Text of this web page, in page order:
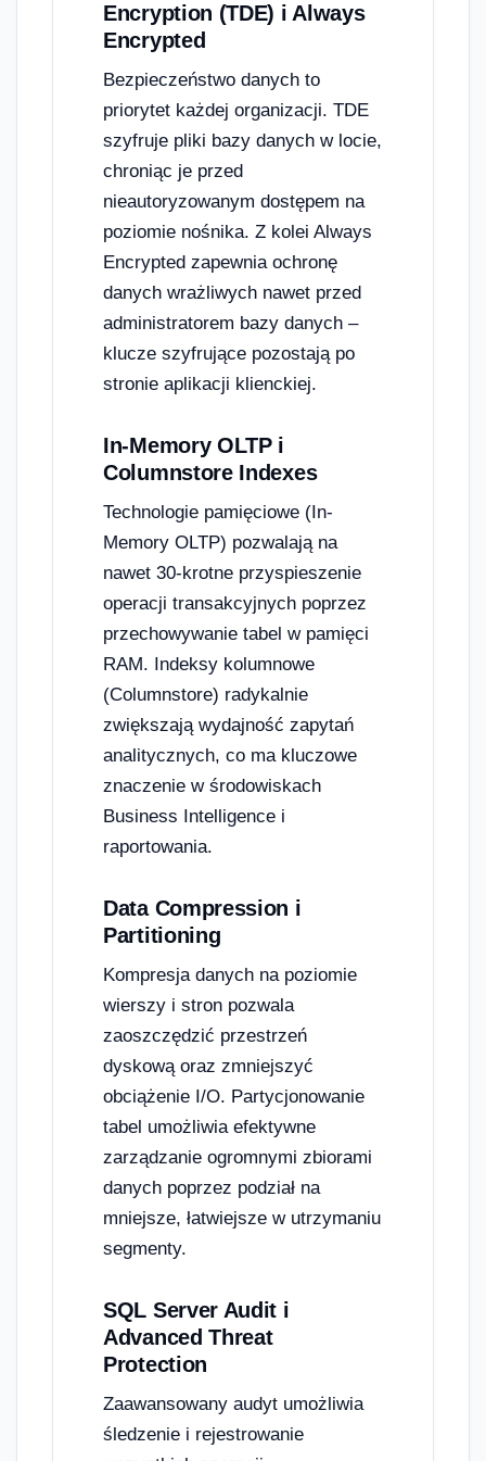
Encryption (TDE) i Always
Encrypted
Bezpieczeństwo danych to
priorytet każdej organizacji. TDE
szyfruje pliki bazy danych w locie,
chroniąc je przed
nieautoryzowanym dostępem na
poziomie nośnika. Z kolei Always
Encrypted zapewnia ochronę
danych wrażliwych nawet przed
administratorem bazy danych –
klucze szyfrujące pozostają po
stronie aplikacji klienckiej.
In-Memory OLTP i
Columnstore Indexes
Technologie pamięciowe (In-
Memory OLTP) pozwalają na
nawet 30-krotne przyspieszenie
operacji transakcyjnych poprzez
przechowywanie tabel w pamięci
RAM. Indeksy kolumnowe
(Columnstore) radykalnie
zwiększają wydajność zapytań
analitycznych, co ma kluczowe
znaczenie w środowiskach
Business Intelligence i
raportowania.
Data Compression i
Partitioning
Kompresja danych na poziomie
wierszy i stron pozwala
zaoszczędzić przestrzeń
dyskową oraz zmniejszyć
obciążenie I/O. Partycjonowanie
tabel umożliwia efektywne
zarządzanie ogromnymi zbiorami
danych poprzez podział na
mniejsze, łatwiejsze w utrzymaniu
segmenty.
SQL Server Audit i
Advanced Threat
Protection
Zaawansowany audyt umożliwia
śledzenie i rejestrowanie